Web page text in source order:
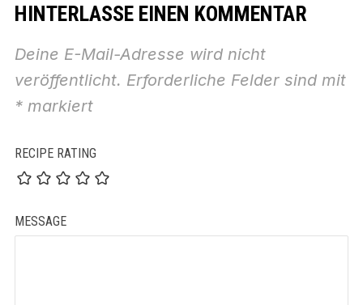
HINTERLASSE EINEN KOMMENTAR
Deine E-Mail-Adresse wird nicht
veröffentlicht. Erforderliche Felder sind mit
*markiert
RECIPE RATING
MESSAGE